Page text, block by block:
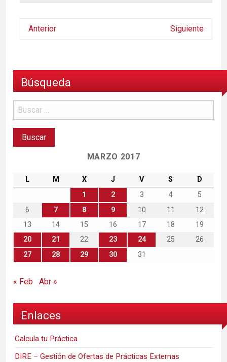
Anterior Siguiente
Búsqueda
MARZO 2017
L M X J V S
D
1
2 3 4
5
6
7 8 9 10 11
12
13
14 15 16 17 18
19
20
21 22 23 24 25
26
27
28 29 30 31
« Feb Abr »
Enlaces
Calcula tu Práctica
DIRE – Gestión de Ofertas de Prácticas Externas